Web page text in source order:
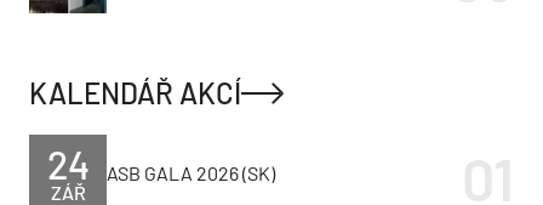
KALENDÁŘ AKCÍ
ZÁŘ
24 ASB GALA 2026 (SK)